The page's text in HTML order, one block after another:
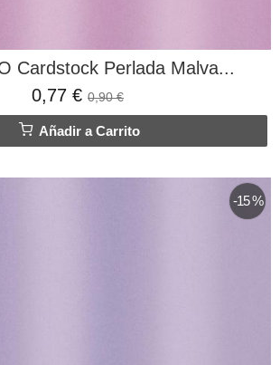
Cardstock Perlada Malva...
0,77 € 0,90 €
Añadir a Carrito
-15 %